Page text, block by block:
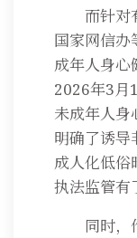
而针对有
国家网信办
成年人身心
2026年3月
未成年人身
明确了诱导
成人化低俗
执法监管有
同时，作